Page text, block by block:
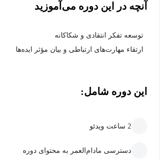
آنچه در این دوره می‌آموزید
توسعه تفکر انتقادی و شکاکانه
ارتقاء مهارت‌های ارتباطی و بیان مؤثر ایده‌ها
این دوره شامل:
2 ساعت ویدئو
دسترسی مادام‌العمر به محتوای دوره